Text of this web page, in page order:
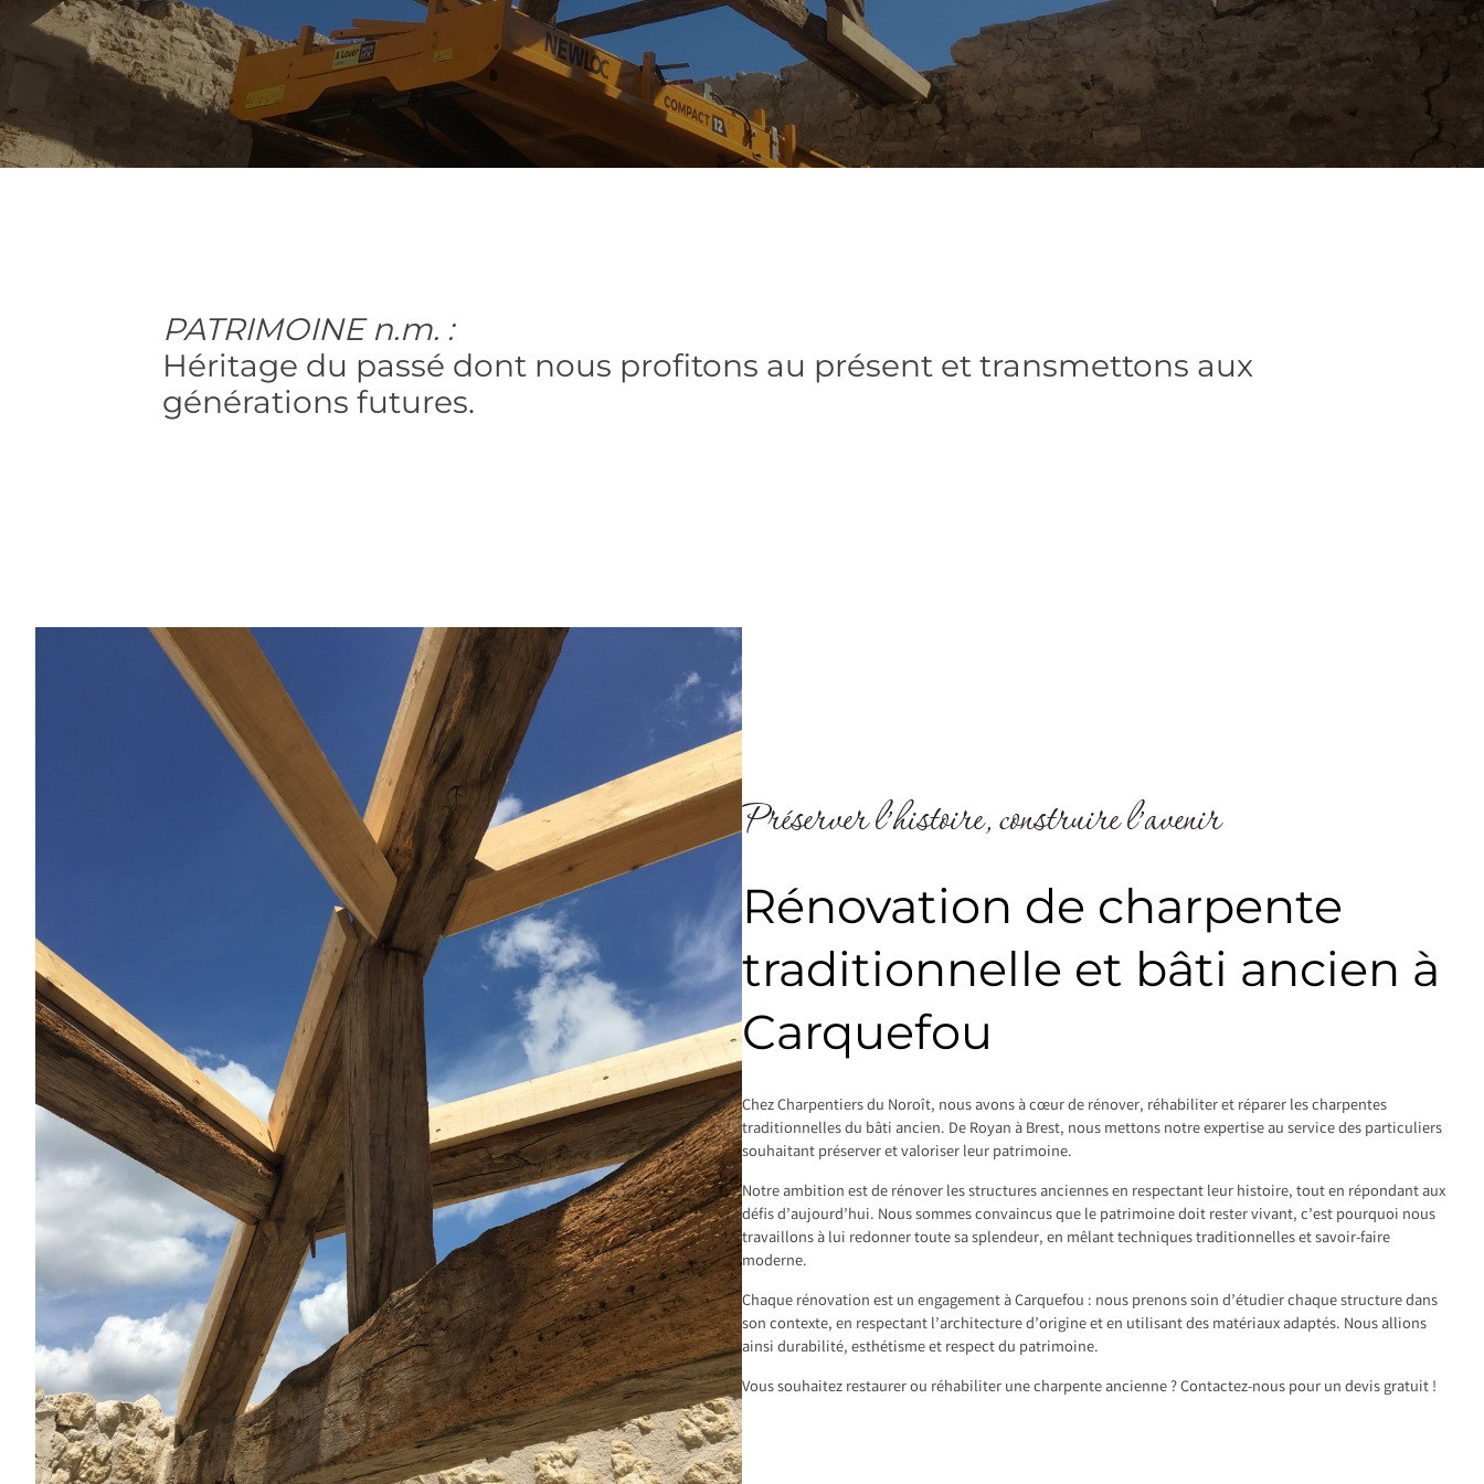
PATRIMOINE n.m. :
Héritage du passé dont nous profitons au présent et transmettons aux
générations futures.
Préserver l’histoire, construire l’avenir
Rénovation de charpente
traditionnelle et bâti ancien à
Carquefou
Chez Charpentiers du Noroît, nous avons à cœur de rénover, réhabiliter et réparer les charpentes
traditionnelles du bâti ancien. De Royan à Brest, nous mettons notre expertise au service des particuliers
souhaitant préserver et valoriser leur patrimoine.
Notre ambition est de rénover les structures anciennes en respectant leur histoire, tout en répondant aux
défis d’aujourd’hui. Nous sommes convaincus que le patrimoine doit rester vivant, c’est pourquoi nous
travaillons à lui redonner toute sa splendeur, en mêlant techniques traditionnelles et savoir-faire
moderne.
Chaque rénovation est un engagement à Carquefou : nous prenons soin d’étudier chaque structure dans
son contexte, en respectant l’architecture d’origine et en utilisant des matériaux adaptés. Nous allions
ainsi durabilité, esthétisme et respect du patrimoine.
Vous souhaitez restaurer ou réhabiliter une charpente ancienne ? Contactez-nous pour un devis gratuit !